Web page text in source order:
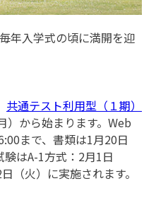
年入学式の頃に満開を迎
共通テスト利用型（１期）
）から始まります。Web
まで、書類は1月20日
験はA-1方式：2月1日
（火）に実施されます。